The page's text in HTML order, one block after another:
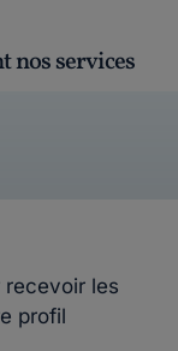
nos services
les
profil